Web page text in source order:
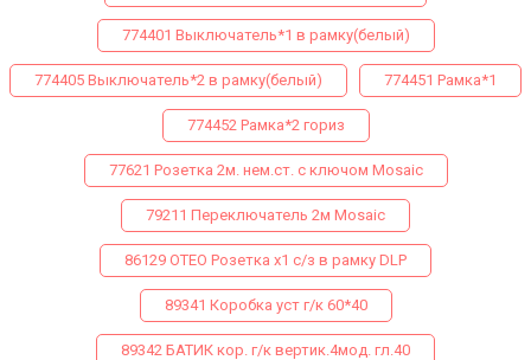
774401 Выключатель*1 в рамку(белый)
774405 Выключатель*2 в рамку(белый) 774451 Рамка*1
774452 Рамка*2 гориз
77621 Розетка 2м. нем.ст. с ключом Mosaic
79211 Переключатель 2м Mosaic
86129 ОТЕО Розетка х1 с/з в рамку DLP
89341 Коробка уст г/к 60*40
89342 БАТИК кор. г/к вертик.4мод. гл.40